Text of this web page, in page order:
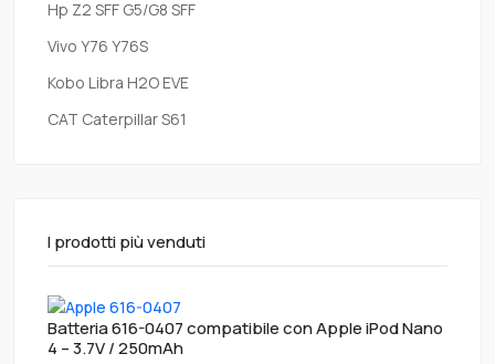
Hp Z2 SFF G5/G8 SFF
Vivo Y76 Y76S
Kobo Libra H2O EVE
CAT Caterpillar S61
I prodotti più venduti
Batteria 616-0407 compatibile con Apple iPod Nano
4 – 3.7V / 250mAh